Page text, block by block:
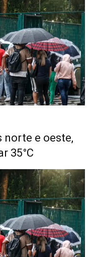
norte e oeste,
35°C